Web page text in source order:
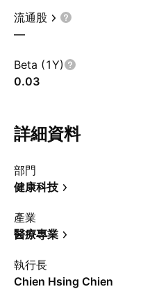
流通股
—
Beta (1Y)
0.03
詳細資料
部門
健康科技
產業
醫療專業
執行長
Chien Hsing Chien